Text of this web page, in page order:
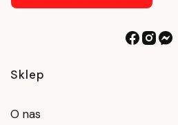
Linki w stopce
Sklep
O nas